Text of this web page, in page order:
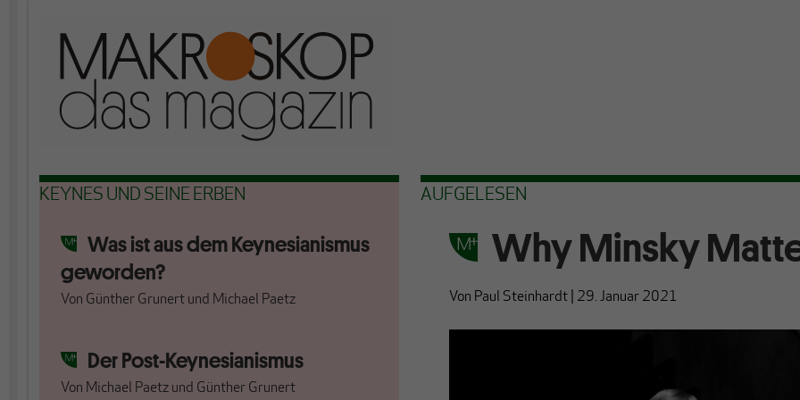
KEYNES UND SEINE ERBEN
Was ist aus dem Keynesianismus
geworden?
Von Günther Grunert und Michael Paetz
Der Post-Keynesianismus
Von Michael Paetz und Günther Grunert
AUFGELESEN
Why Minsky
Von Paul Steinhardt 29. Januar 2021